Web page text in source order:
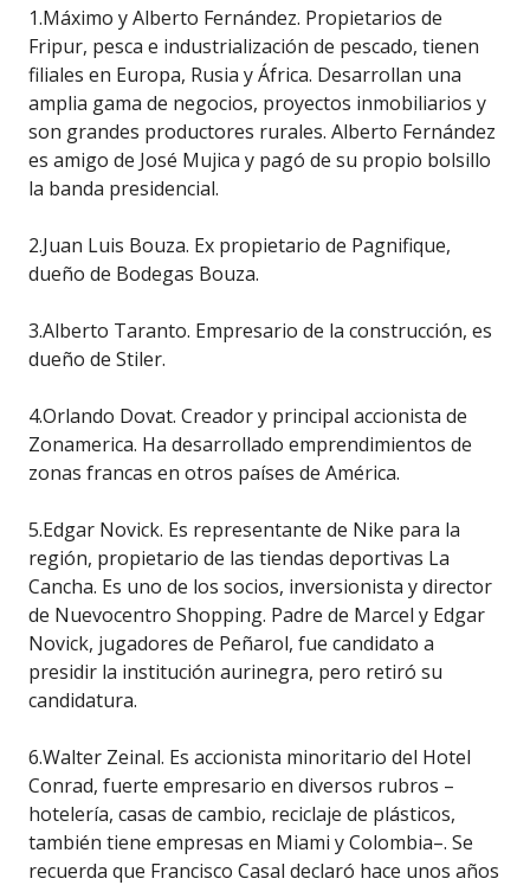
1.Máximo y Alberto Fernández. Propietarios de
Fripur, pesca e industrialización de pescado, tienen
filiales en Europa, Rusia y África. Desarrollan una
amplia gama de negocios, proyectos inmobiliarios y
son grandes productores rurales. Alberto Fernández
es amigo de José Mujica y pagó de su propio bolsillo
la banda presidencial.
2.Juan Luis Bouza. Ex propietario de Pagnifique,
dueño de Bodegas Bouza.
3.Alberto Taranto. Empresario de la construcción, es
dueño de Stiler.
4.Orlando Dovat. Creador y principal accionista de
Zonamerica. Ha desarrollado emprendimientos de
zonas francas en otros países de América.
5.Edgar Novick. Es representante de Nike para la
región, propietario de las tiendas deportivas La
Cancha. Es uno de los socios, inversionista y director
de Nuevocentro Shopping. Padre de Marcel y Edgar
Novick, jugadores de Peñarol, fue candidato a
presidir la institución aurinegra, pero retiró su
candidatura.
6.Walter Zeinal. Es accionista minoritario del Hotel
Conrad, fuerte empresario en diversos rubros –
hotelería, casas de cambio, reciclaje de plásticos,
también tiene empresas en Miami y Colombia–. Se
recuerda que Francisco Casal declaró hace unos años